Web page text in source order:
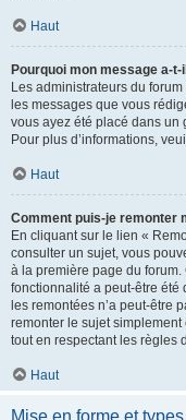
Haut
Pourquoi mon message a-
Les administrateurs du
les messages que vous
vous ayez été placé dans un
Pour plus d’informations,
Haut
Comment puis-je remonter
En cliquant sur le lien «
consulter un sujet, vous
à la première page du
fonctionnalité a peut-être été
les remontées n’a peut-être
remonter le sujet
tout en respectant les règles
Haut
Mise en forme et